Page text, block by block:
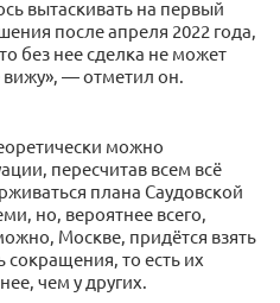
вытаскивать на первый
после апреля 2022 года,
без нее сделка не может
— отметил он.
можно
пересчитав всем всё
плана Саудовской
но, вероятнее всего,
Москве, придётся взять
сокращения, то есть их
чем у других.